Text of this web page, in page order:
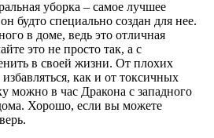
уборка – самое лучшее
будто специально создан для нее.
в доме, ведь это отличная
это не просто так, а с
в своей жизни. От плохих
как и от токсичных
можно в час Дракона с западного
Хорошо, если вы можете